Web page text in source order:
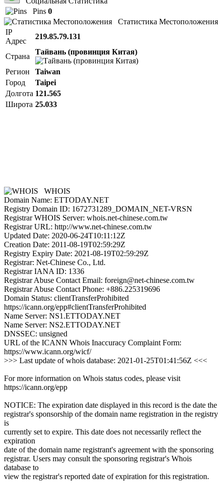
Pins 0
Статистика Местоположения
IP
Адрес
219.85.79.131
Страна
Тайвань (провинция Китая)
Регион
Taiwan
Город
Taipei
Долгота 121.565
Широта 25.033
WHOIS
Domain Name: ETTODAY.NET
Registry Domain ID: 1672731289_DOMAIN_NET-VRSN
Registrar WHOIS Server: whois.net-chinese.com.tw
Registrar URL: http://www.net-chinese.com.tw
Updated Date: 2020-06-24T10:11:12Z
Creation Date: 2011-08-19T02:59:29Z
Registry Expiry Date: 2021-08-19T02:59:29Z
Registrar: Net-Chinese Co., Ltd.
Registrar IANA ID: 1336
Registrar Abuse Contact Email: foreign@net-chinese.com.tw
Registrar Abuse Contact Phone: +886.225319696
Domain Status: clientTransferProhibited
https://icann.org/epp#clientTransferProhibited
Name Server: NS1.ETTODAY.NET
Name Server: NS2.ETTODAY.NET
DNSSEC: unsigned
URL of the ICANN Whois Inaccuracy Complaint Form:
https://www.icann.org/wicf/
>>> Last update of whois database: 2021-01-25T01:41:56Z <<<
For more information on Whois status codes, please visit
https://icann.org/epp
NOTICE: The expiration date displayed in this record is the date the
registrar's sponsorship of the domain name registration in the registry
is
currently set to expire. This date does not necessarily reflect the
expiration
date of the domain name registrant's agreement with the sponsoring
registrar. Users may consult the sponsoring registrar's Whois
database to
view the registrar's reported date of expiration for this registration.